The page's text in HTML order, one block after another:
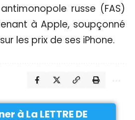
russe (FAS)
à Apple, soupçonné
les prix de ses iPhone.
à La LETTRE DE